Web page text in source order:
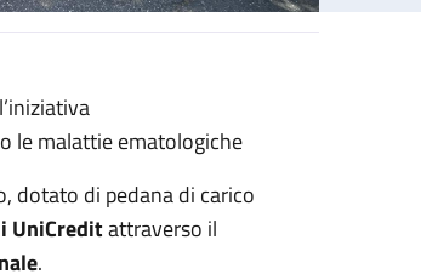
le malattie ematologiche
dotato di pedana di carico
UniCreditattraverso il
.